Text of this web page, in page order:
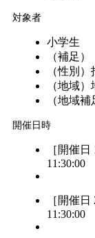
対象者
小学生
（補足）
（性別）
（地域）
（地域補
開催日時
［開催
11:30:00
［開催
11:30:00